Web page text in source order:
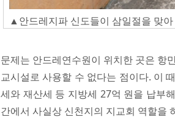
▲안드레지파 신도들이 삼일절을 맞
문제는 안드레연수원이 위치한 곳은 항
교시설로 사용할 수 없다는 점이다. 이
세와 재산세 등 지방세 27억 원을 납부
간에서 사실상 신천지의 지교회 역할을